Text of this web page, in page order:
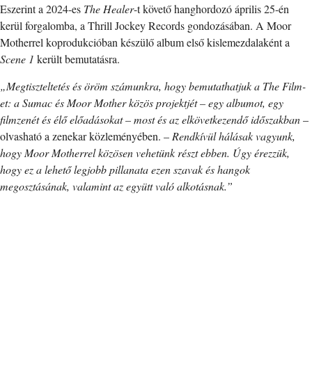
Eszerint a 2024-es The Healer-t követő hanghordozó április 25-én
kerül forgalomba, a Thrill Jockey Records gondozásában. A Moor
Motherrel koprodukcióban készülő album első kislemezdalaként a
Scene 1 került bemutatásra.
„Megtiszteltetés és öröm számunkra, hogy bemutathatjuk a The Film-
et: a Sumac és Moor Mother közös projektjét – egy albumot, egy
filmzenét és élő előadásokat – most és az elkövetkezendő időszakban–
olvasható a zenekar közleményében. – Rendkívül hálásak vagyunk,
hogy Moor Motherrel közösen vehetünk részt ebben. Úgy érezzük,
hogy ez a lehető legjobb pillanata ezen szavak és hangok
megosztásának, valamint az együtt való alkotásnak.”